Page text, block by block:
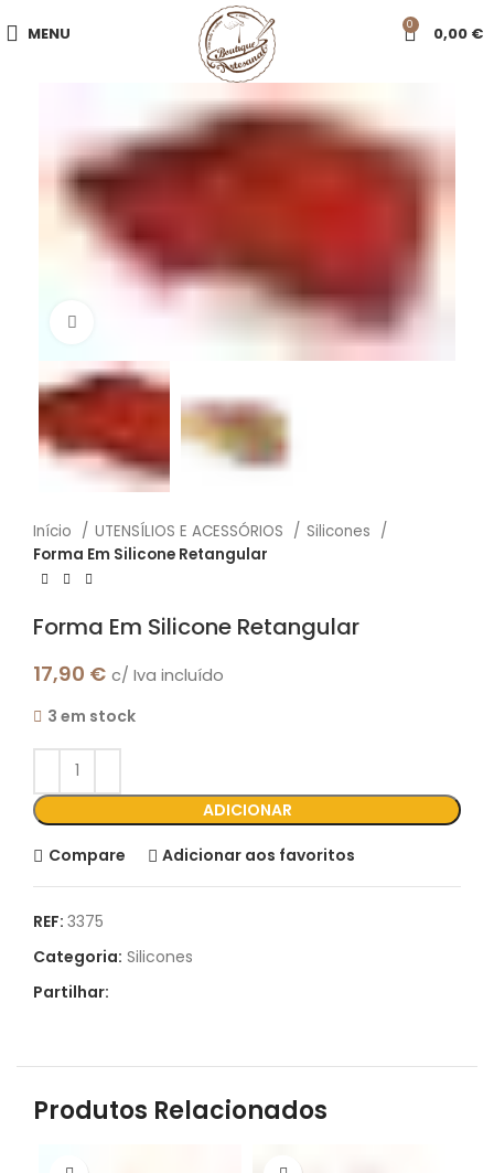
MENU 0 0,00 €
Início UTENSÍLIOS E ACESSÓRIOS
Silicones
Forma Em Silicone Retangular
Forma Em Silicone Retangular
17,90 € c/ Iva incluído
3 em stock
ADICIONAR
Compare Adicionar aos favoritos
REF: 3375
Categoria: Silicones
Partilhar:
Produtos Relacionados